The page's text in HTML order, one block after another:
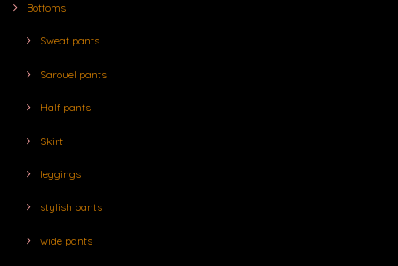
Bottoms
Sweat pants
Sarouel pants
Half pants
Skirt
leggings
stylish pants
wide pants